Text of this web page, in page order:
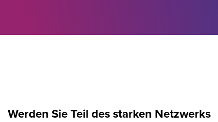
Werden Sie Teil des starken Netzwerks